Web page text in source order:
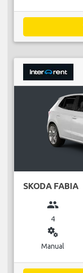
SKODA FABIA
group
4
miscellaneous_services
Manual